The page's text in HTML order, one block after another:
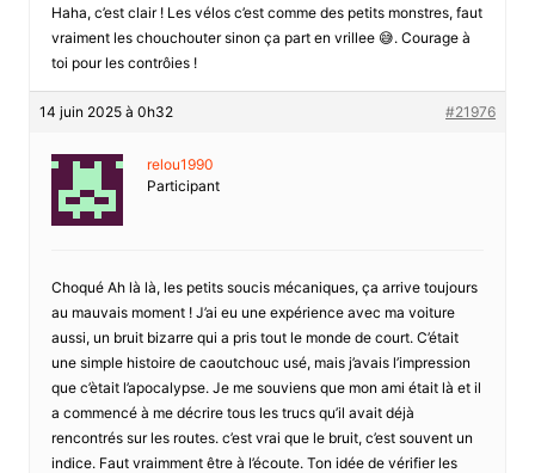
Haha, c’est clair ! Les vélos c’est comme des petits monstres, faut
vraiment les chouchouter sinon ça part en vrillee 😅. Courage à
toi pour les contrôies !
14 juin 2025 à 0h32 #21976
relou1990
Participant
Choqué Ah là là, les petits soucis mécaniques, ça arrive toujours
au mauvais moment ! J’ai eu une expérience avec ma voiture
aussi, un bruit bizarre qui a pris tout le monde de court. C’était
une simple histoire de caoutchouc usé, mais j’avais l’impression
que c’ètait l’apocalypse. Je me souviens que mon ami était là et il
a commencé à me décrire tous les trucs qu’il avait déjà
rencontrés sur les routes. c’est vrai que le bruit, c’est souvent un
indice. Faut vraimment être à l’écoute. Ton idée de vérifier les